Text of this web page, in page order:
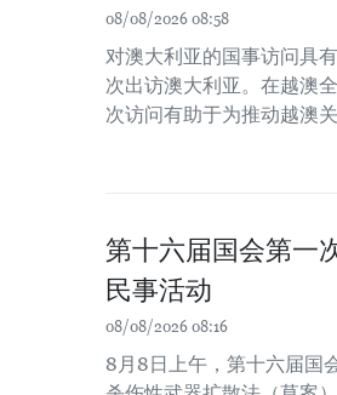
08/08/2026 08:58
对澳大利亚的国事访问具
次出访澳大利亚。在越澳
次访问有助于为推动越澳
第十六届国会第一
民事活动
08/08/2026 08:16
8月8日上午，第十六届国